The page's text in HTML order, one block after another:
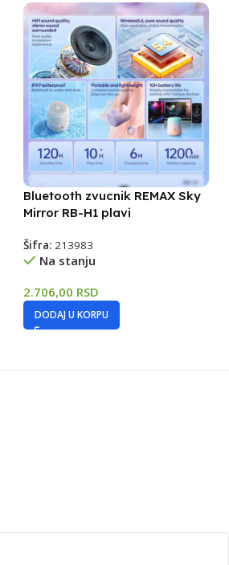
Bluetooth zvucnik REMAX Sky
Mirror RB-H1 plavi
Šifra:213983
Na stanju
2.706,00 RSD
DODAJ U KORPU